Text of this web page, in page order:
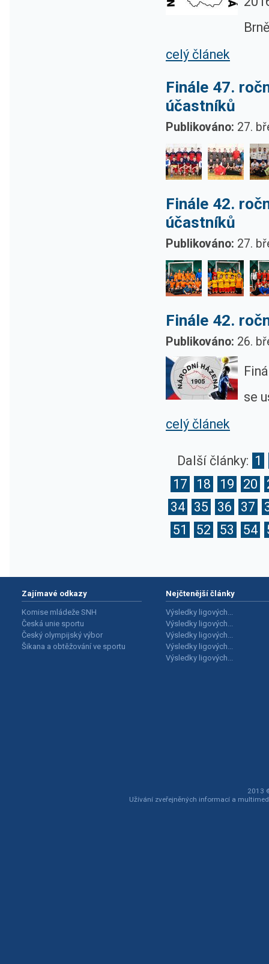
celý článek
Finále 47.
účastníků
Publikováno: 27.
Finále 42.
účastníků
Publikováno: 27.
Finále 42.
Publikováno: 26.
se
celý článek
Další články: 1
17
18 19 20
34
35 36 37
51
52 53 54
Zajímavé odkazy
Komise mládeže SNH
Česká unie sportu
Český olympijský výbor
Šikana a obtěžování ve sportu
Nejčtenější články
Výsledky ligových...
Výsledky ligových...
Výsledky ligových...
Výsledky ligových...
Výsledky ligových...
2013
Užívání zveřejněných informací a